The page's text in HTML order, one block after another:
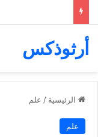
أرثوذكس
الرئيسية / علم
علم